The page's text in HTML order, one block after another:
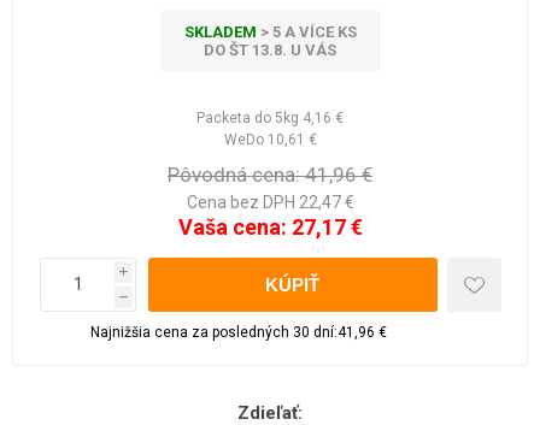
SKLADEM > 5 A VÍCE KS
DO ŠT 13.8. U VÁS
Packeta do 5kg 4,16 €
WeDo 10,61 €
Pôvodná cena: 41,96 €
Cena bez DPH 22,47 €
Vaša cena: 27,17 €
i
h
Najnižšia cena za posledných 30 dní:41,96 €
Zdieľať: